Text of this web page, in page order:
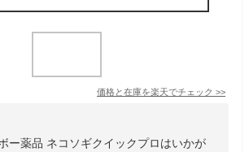
価格と在庫を楽天でチェック >>
ー薬品 ネコソギクイックプロはいかが